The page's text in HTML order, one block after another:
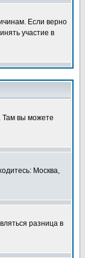
Если верно
участие в
Там вы можете
Москва,
разница в